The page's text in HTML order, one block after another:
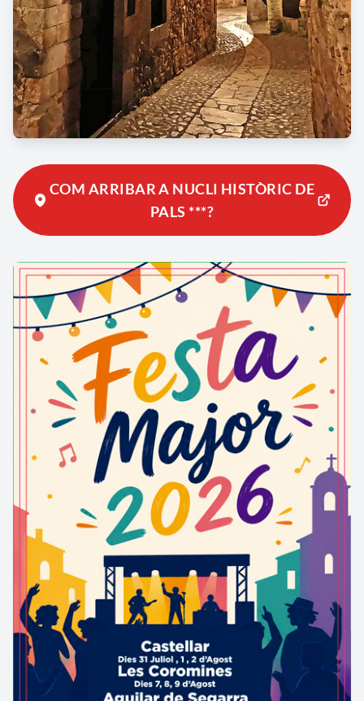
COM ARRIBAR A NUCLI HISTÒRIC DE
PALS ***?